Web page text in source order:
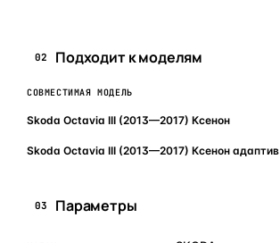
02 Подходит к моделям
СОВМЕСТИМАЯ МОДЕЛЬ
Skoda Octavia III (2013—2017) Ксенон
Skoda Octavia III (2013—2017) Ксенон адаптив
03 Параметры